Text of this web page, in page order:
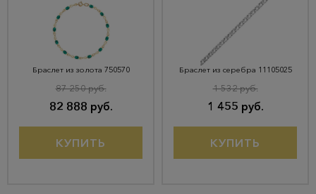
Браслет из золота 750570
82 888 руб.
87 250 руб.
КУПИТЬ
Браслет из серебра 11105025
1 455 руб.
1 532 руб.
КУПИТЬ